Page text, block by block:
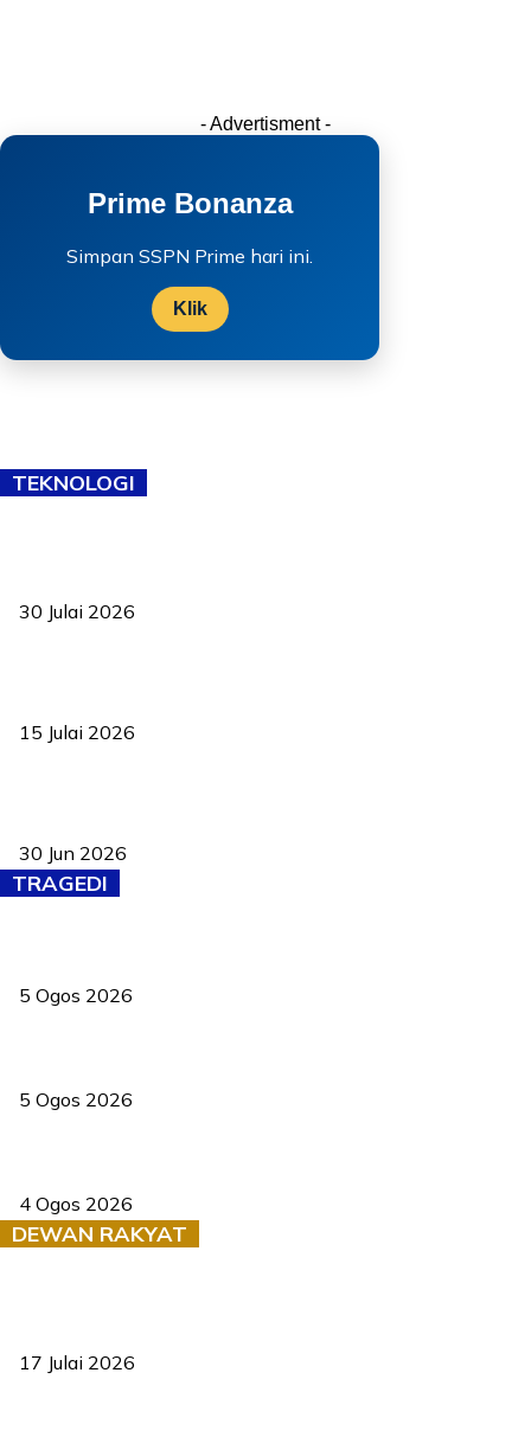
- Advertisment -
Prime Bonanza
Simpan SSPN Prime hari ini.
Klik
TEKNOLOGI
30 Julai 2026
15 Julai 2026
30 Jun 2026
TRAGEDI
5 Ogos 2026
5 Ogos 2026
4 Ogos 2026
DEWAN RAKYAT
17 Julai 2026